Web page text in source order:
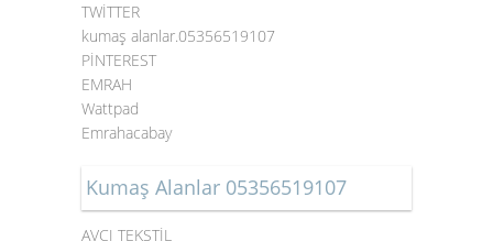
TWİTTER
kumaş alanlar.05356519107
PİNTEREST
EMRAH
Wattpad
Emrahacabay
Kumaş Alanlar 05356519107
AVCI TEKSTİL